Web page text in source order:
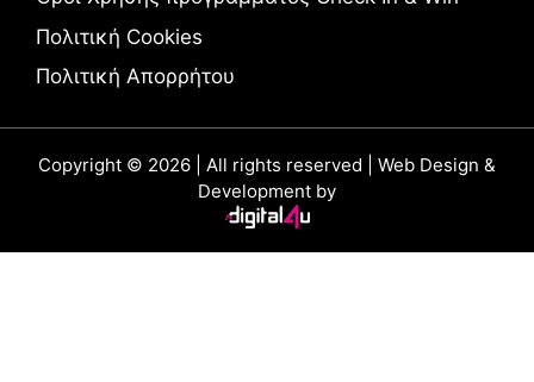
Πολιτική Cookies
Πολιτική Απορρήτου
Copyright © 2026 | All rights reserved | Web Design &
Development by